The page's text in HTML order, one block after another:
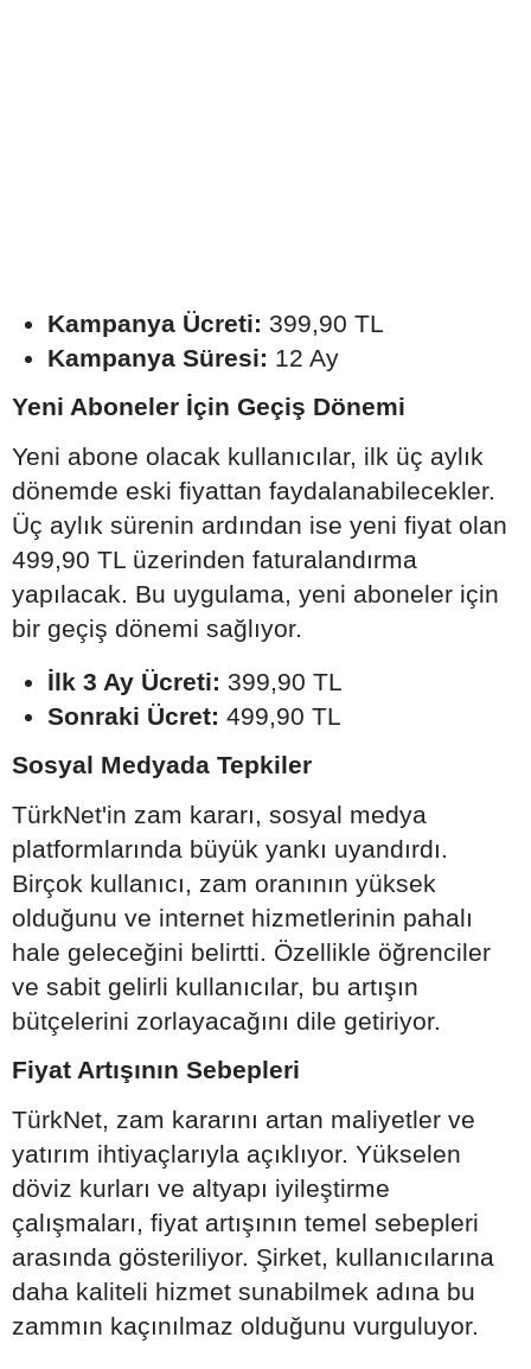
Kampanya Ücreti: 399,90 TL
Kampanya Süresi: 12 Ay
Yeni Aboneler İçin Geçiş Dönemi
Yeni abone olacak kullanıcılar, ilk üç aylık
dönemde eski fiyattan faydalanabilecekler.
Üç aylık sürenin ardından ise yeni fiyat olan
499,90 TL üzerinden faturalandırma
yapılacak. Bu uygulama, yeni aboneler için
bir geçiş dönemi sağlıyor.
İlk 3 Ay Ücreti: 399,90 TL
Sonraki Ücret: 499,90 TL
Sosyal Medyada Tepkiler
TürkNet'in zam kararı, sosyal medya
platformlarında büyük yankı uyandırdı.
Birçok kullanıcı, zam oranının yüksek
olduğunu ve internet hizmetlerinin pahalı
hale geleceğini belirtti. Özellikle öğrenciler
ve sabit gelirli kullanıcılar, bu artışın
bütçelerini zorlayacağını dile getiriyor.
Fiyat Artışının Sebepleri
TürkNet, zam kararını artan maliyetler ve
yatırım ihtiyaçlarıyla açıklıyor. Yükselen
döviz kurları ve altyapı iyileştirme
çalışmaları, fiyat artışının temel sebepleri
arasında gösteriliyor. Şirket, kullanıcılarına
daha kaliteli hizmet sunabilmek adına bu
zammın kaçınılmaz olduğunu vurguluyor.